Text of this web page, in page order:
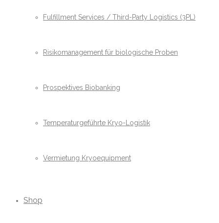
Fulfillment Services / Third-Party Logistics (3PL)
Risikomanagement für biologische Proben
Prospektives Biobanking
Temperaturgeführte Kryo-Logistik
Vermietung Kryoequipment
Shop